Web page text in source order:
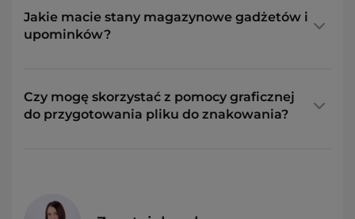
Jakie macie stany magazynowe gadżetów i
upominków?
Czy mogę skorzystać z pomocy graficznej
do przygotowania pliku do znakowania?